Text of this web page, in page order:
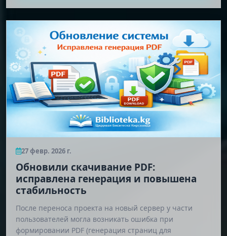
27 февр. 2026 г.
Обновили скачивание PDF:
исправлена генерация и повышена
стабильность
После переноса проекта на новый сервер у части
пользователей могла возникать ошибка при
формировании PDF (генерация страниц для